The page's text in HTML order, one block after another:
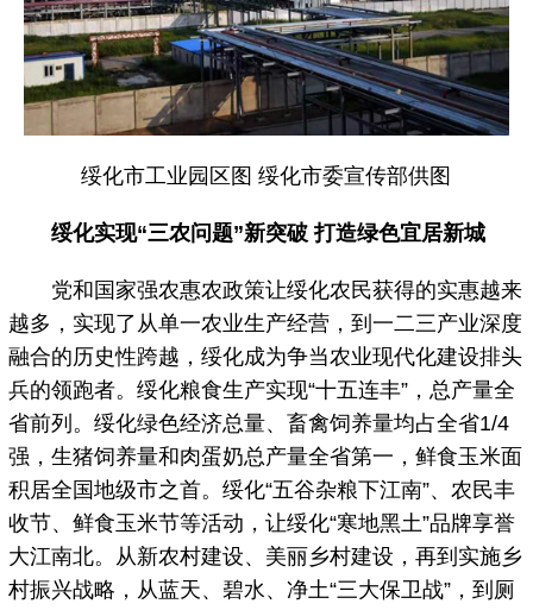
绥化市工业园区图 绥化市委宣传部供图
绥化实现“三农问题”新突破 打造绿色宜居新城
党和国家强农惠农政策让绥化农民获得的实惠越来
越多，实现了从单一农业生产经营，到一二三产业深度
融合的历史性跨越，绥化成为争当农业现代化建设排头
兵的领跑者。绥化粮食生产实现“十五连丰”，总产量全
省前列。绥化绿色经济总量、畜禽饲养量均占全省1/4
强，生猪饲养量和肉蛋奶总产量全省第一，鲜食玉米面
积居全国地级市之首。绥化“五谷杂粮下江南”、农民丰
收节、鲜食玉米节等活动，让绥化“寒地黑土”品牌享誉
大江南北。从新农村建设、美丽乡村建设，再到实施乡
村振兴战略，从蓝天、碧水、净土“三大保卫战”，到厕